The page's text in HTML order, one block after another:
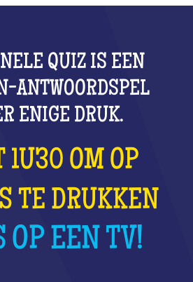
QUIZ IS EEN
ANTWOORDSPEL
ENIGE DRUK.
1U30 OM OP
TE DRUKKEN
OP EEN TV!